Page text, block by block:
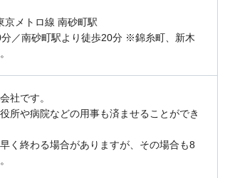
京メトロ線 南砂町駅
／南砂町駅より徒歩20分 ※錦糸町、新木
社です。
所や病院などの用事も済ませることができ
く終わる場合がありますが、その場合も8